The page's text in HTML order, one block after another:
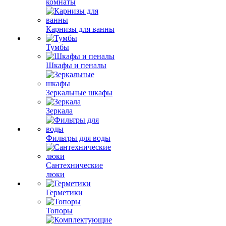
комнаты
Карнизы для ванны
Тумбы
Шкафы и пеналы
Зеркальные шкафы
Зеркала
Фильтры для воды
Сантехнические
люки
Герметики
Топоры